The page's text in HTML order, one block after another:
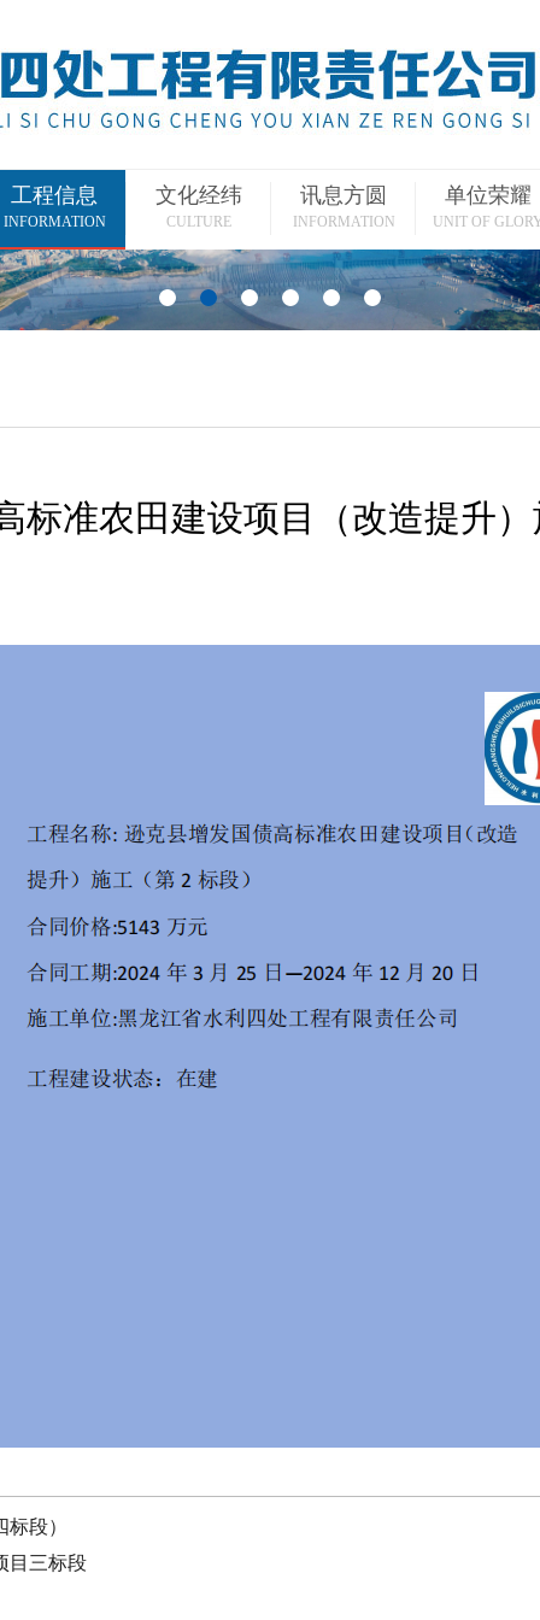
工程信息
INFORMATION
文化经纬
CULTURE
讯息方圆
INFORMATION
单位荣耀
UNIT OF
标准农田建设项目（改造提升
段）
目三标段